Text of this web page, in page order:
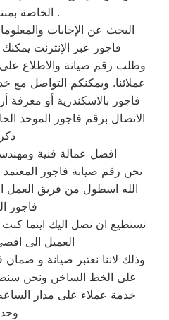
الخاصة بمنتجات فاجور .
البحث عن الإجابات
فاجور عبر الإنترنت
وطلب رقم صيانة والاطلاع
عملائنا. ويمكنكم التواصل مع
فاجور بالاسكندرية أو معرفة
الاتصال برقم فاجور الموحد
افضل عمالة فنية
نحن رقم صيانة فاجور
الله اسطول من فريق
فاجور
نستطيع ان نصل اليك اينما
العميل الى
وذلك لاننا نعتبر صيانة و ضمان
على الخط الساخن ونحن
خدمة عملاء على مدار